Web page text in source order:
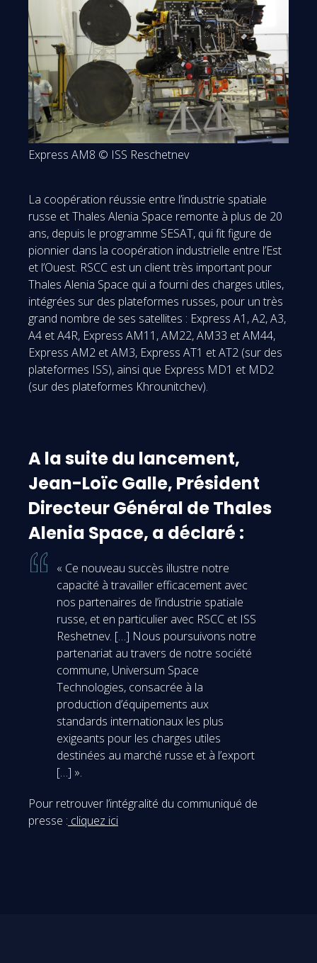
Express AM8 © ISS Reschetnev
La coopération réussie entre l’industrie spatiale
russe et Thales Alenia Space remonte à plus de 20
ans, depuis le programme SESAT, qui fit figure de
pionnier dans la coopération industrielle entre l’Est
et l’Ouest. RSCC est un client très important pour
Thales Alenia Space qui a fourni des charges utiles,
intégrées sur des plateformes russes, pour un très
grand nombre de ses satellites : Express A1, A2, A3,
A4 et A4R, Express AM11, AM22, AM33 et AM44,
Express AM2 et AM3, Express AT1 et AT2 (sur des
plateformes ISS), ainsi que Express MD1 et MD2
(sur des plateformes Khrounitchev).
A la suite du lancement,
Jean-Loïc Galle, Président
Directeur Général de Thales
Alenia Space, a déclaré :
« Ce nouveau succès illustre notre
capacité à travailler efficacement avec
nos partenaires de l’industrie spatiale
russe, et en particulier avec RSCC et ISS
Reshetnev. […] Nous poursuivons notre
partenariat au travers de notre société
commune, Universum Space
Technologies, consacrée à la
production d’équipements aux
standards internationaux les plus
exigeants pour les charges utiles
destinées au marché russe et à l’export
[…] ».
Pour retrouver l’intégralité du communiqué de
presse : cliquez ici